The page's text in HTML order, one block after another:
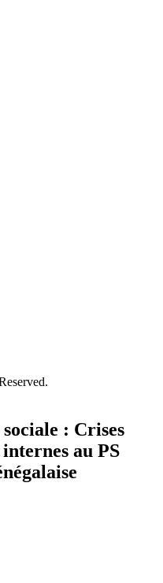
: Crises
au PS